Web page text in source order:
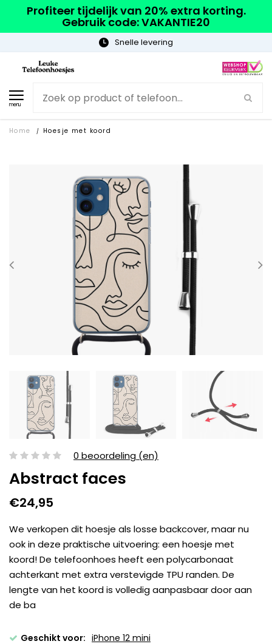
Profiteer tijdelijk van 20% extra korting.
Gebruik code: VAKANTIE20
menu
Home / Hoesje met koord
0 beoordeling (en)
Abstract faces
€24,95
We verkopen dit hoesje als losse backcover, maar nu
ook in deze praktische uitvoering: een hoesje met
koord! De telefoonhoes heeft een polycarbonaat
achterkant met extra verstevigde TPU randen. De
lengte van het koord is volledig aanpasbaar door aan
de ba
Geschikt voor: iPhone 12 mini